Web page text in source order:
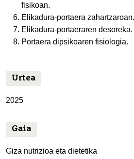
fisikoan.
Elikadura-portaera zahartzaroan.
Elikadura-portaeraren desoreka.
Portaera dipsikoaren fisiologia.
Urtea
2025
Gaia
Giza nutrizioa eta dietetika